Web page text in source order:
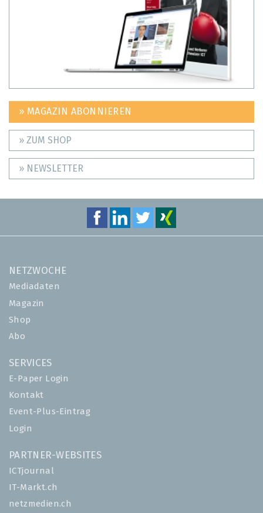
» MAGAZIN ABONNIEREN
» ZUM SHOP
» NEWSLETTER
NETZWOCHE
Mediadaten
Magazin
Shop
Abo
SERVICES
E-Paper Login
Kontakt
Event-Plus-Eintrag
Login
PARTNER-WEBSITES
ICTjournal
IT-Markt.ch
netzmedien.ch